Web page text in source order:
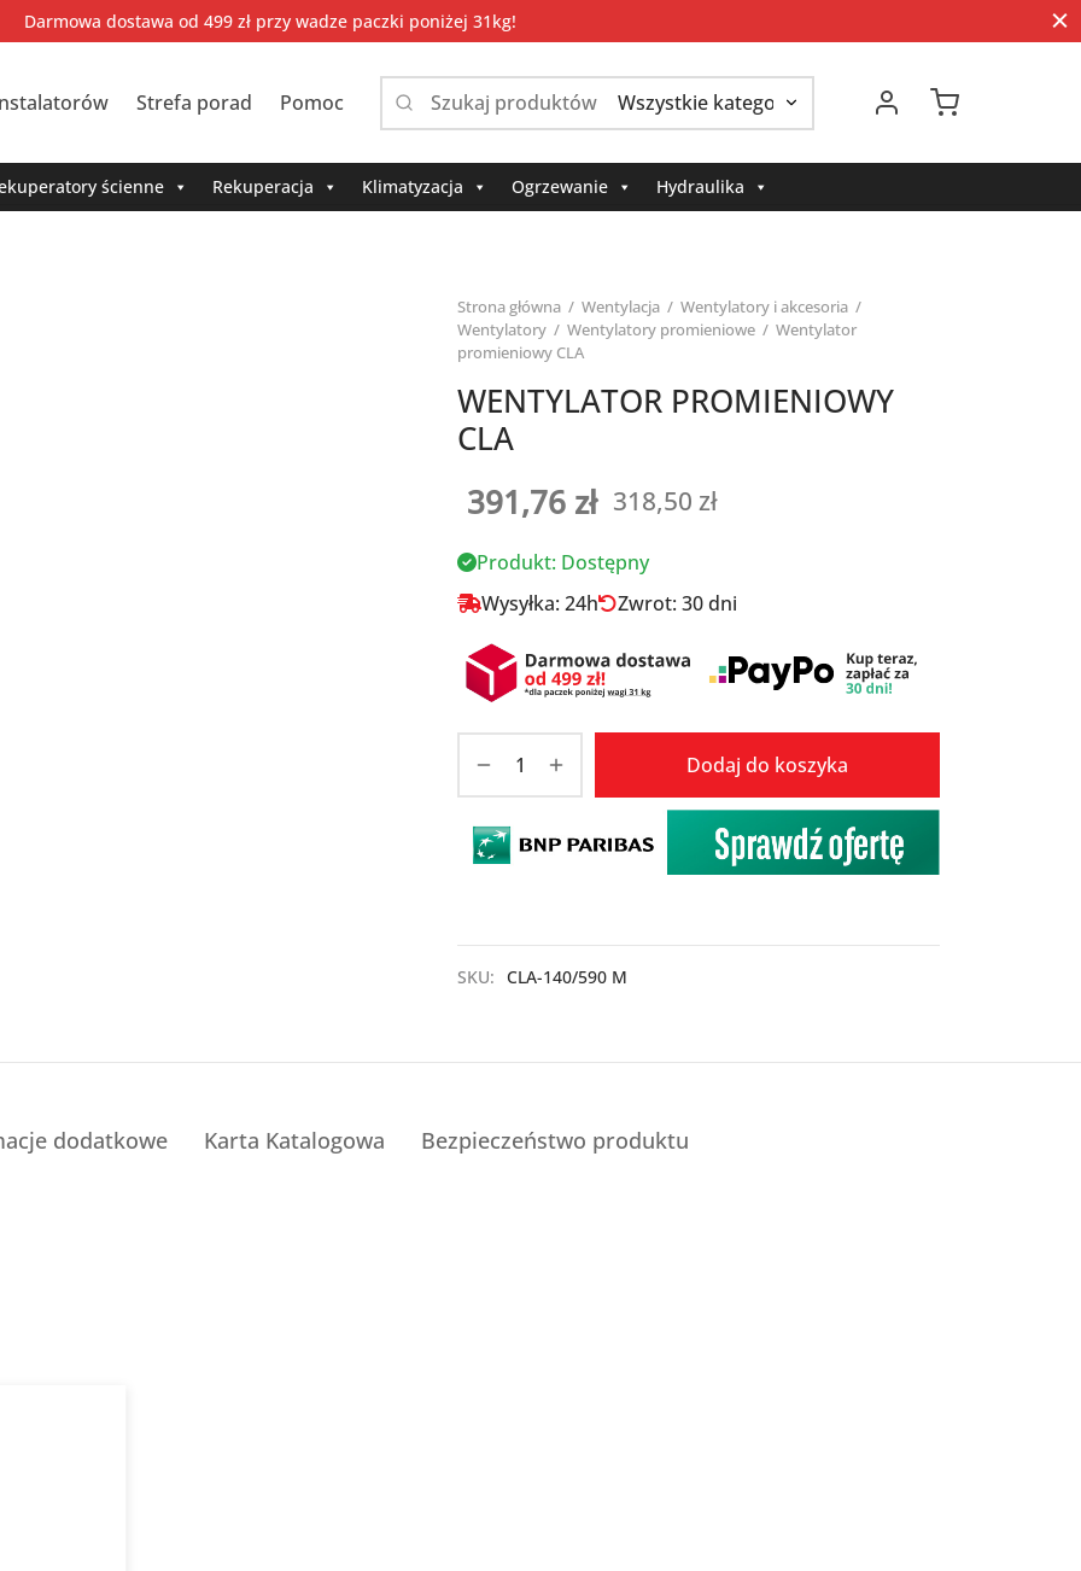
Darmowa dostawa od 499 zł przy wadze paczki poniżej 31kg!
Strefa porad Pomoc
Narrow
category:
ścienne Rekuperacja Klimatyzacja Ogrzewanie Hydraulika
Strona główna / Wentylacja / Wentylatory i akcesoria /
Wentylatory / Wentylatory promieniowe / Wentylator
promieniowy CLA
WENTYLATOR PROMIENIOWY
CLA
391,76 zł 318,50zł
Produkt: Dostępny
Wysyłka: 24h
Zwrot: 30 dni
Dodaj do koszyka
SKU: CLA-140/590 M
dodatkowe Karta Katalogowa Bezpieczeństwo produktu